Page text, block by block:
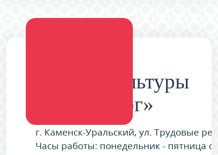
Дворец культуры
«Металлург»
г. Каменск-Уральский, ул. Трудовые
Часы работы: понедельник - пятница с